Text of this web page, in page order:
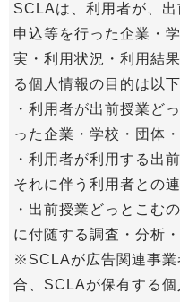
SCLAは、利用者が、
申込等を行った企業・
実・利用状況・利用結
る個人情報の目的は以
・利用者が出前授業ど
った企業・学校・団体
・利用者が利用する出
それに伴う利用者との
・出前授業どっとこむ
に付随する調査・分析
※SCLAが広告関連事業
合、SCLAが保有する